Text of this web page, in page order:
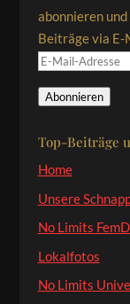
abonnieren
Beiträge via E-
E-
Adresse
Abonnieren
Top-Beiträge
Home
Unsere
No Limits
Lokalfotos
No Limits